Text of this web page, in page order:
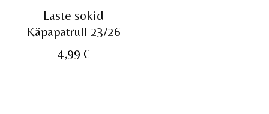
Laste sokid
Käpapatrull 23/26
4,99 €